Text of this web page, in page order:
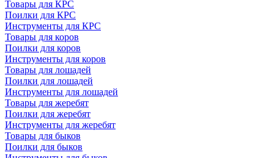
Товары для КРС
Поилки для КРС
Инструменты для КРС
Товары для коров
Поилки для коров
Инструменты для коров
Товары для лошадей
Поилки для лошадей
Инструменты для лошадей
Товары для жеребят
Поилки для жеребят
Инструменты для жеребят
Товары для быков
Поилки для быков